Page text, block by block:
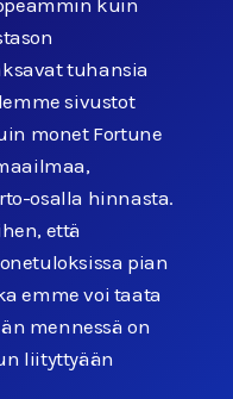
tuhansia
sivustot
monet Fortune
osalla hinnasta.
että
pian
emme voi taata
mennessä on
liityttyään